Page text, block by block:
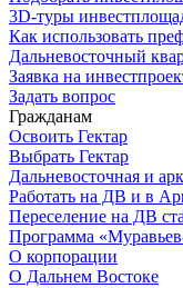
3D-туры
Как использовать
Дальневосточный
Заявка на
Задать вопрос
Гражданам
Освоить Гектар
Выбрать Гектар
Дальневосточная и
Работать на ДВ и в
Переселение на ДВ
Программа
О корпорации
О Дальнем Востоке